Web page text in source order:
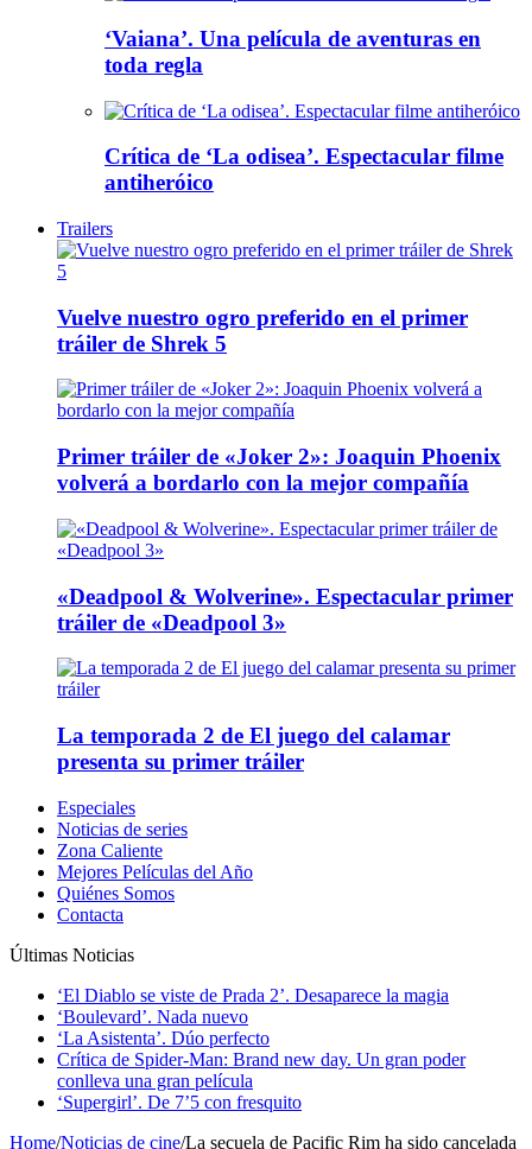
‘Vaiana’. Una película de aventuras en
toda regla
Crítica de ‘La odisea’. Espectacular filme
antiheróico
Trailers
Vuelve nuestro ogro preferido en el primer
tráiler de Shrek 5
Primer tráiler de «Joker 2»: Joaquin Phoenix
volverá a bordarlo con la mejor compañía
«Deadpool & Wolverine». Espectacular primer
tráiler de «Deadpool 3»
La temporada 2 de El juego del calamar
presenta su primer tráiler
Especiales
Noticias de series
Zona Caliente
Mejores Películas del Año
Quiénes Somos
Contacta
Últimas Noticias
‘El Diablo se viste de Prada 2’. Desaparece la magia
‘Boulevard’. Nada nuevo
‘La Asistenta’. Dúo perfecto
Crítica de Spider-Man: Brand new day. Un gran poder
conlleva una gran película
‘Supergirl’. De 7’5 con fresquito
Home/Noticias de cine/La secuela de Pacific Rim ha sido cancelada